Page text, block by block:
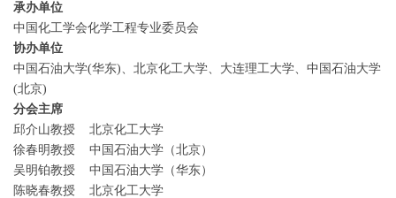
承办单位
中国化工学会化学工程专业委员会
协办单位
中国石油大学(华东)、北京化工大学、大连理工大学、中国石油大学
(北京)
分会主席
邱介山教授 北京化工大学
徐春明教授 中国石油大学（北京）
吴明铂教授 中国石油大学（华东）
陈晓春教授 北京化工大学